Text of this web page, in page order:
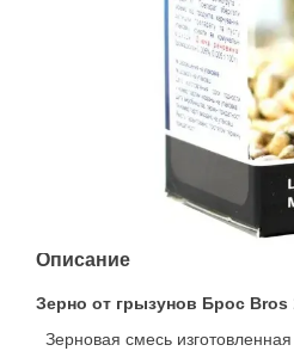
Описание
Зерно от грызунов Брос Bros
Зерновая смесь